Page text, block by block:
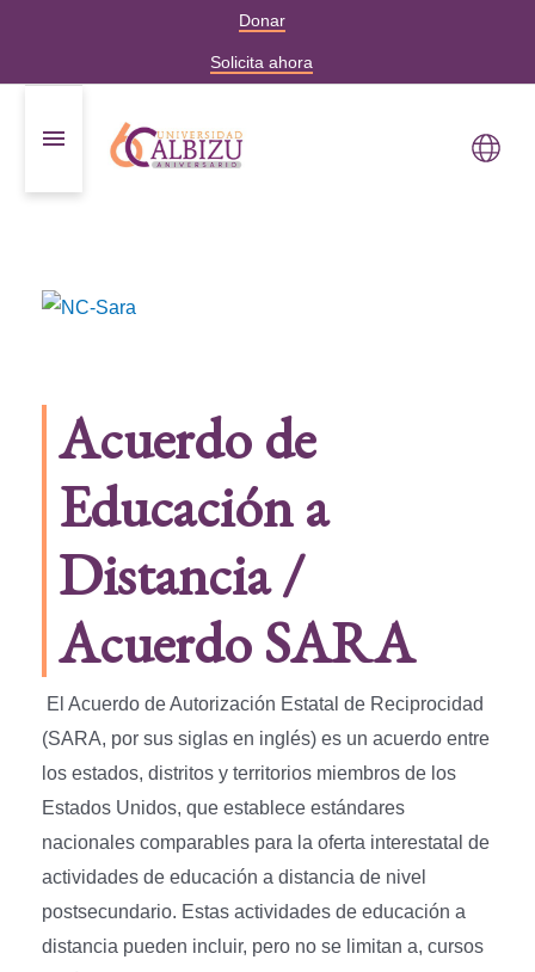
Donar
Solicita ahora
Acuerdo de
Educación a
Distancia /
Acuerdo SARA
El Acuerdo de Autorización Estatal de Reciprocidad
(SARA, por sus siglas en inglés) es un acuerdo entre
los estados, distritos y territorios miembros de los
Estados Unidos, que establece estándares
nacionales comparables para la oferta interestatal de
actividades de educación a distancia de nivel
postsecundario. Estas actividades de educación a
distancia pueden incluir, pero no se limitan a, cursos